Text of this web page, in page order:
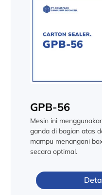
GPB-56
Mesin ini
ganda di bagian atas
mampu menangani
secara optimal.